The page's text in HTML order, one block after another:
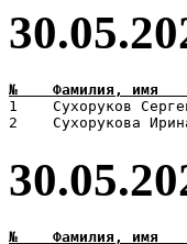
1    Сухоруков